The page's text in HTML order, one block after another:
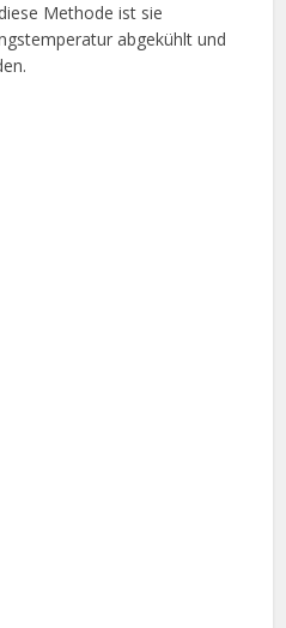
Methode ist sie
abgekühlt und